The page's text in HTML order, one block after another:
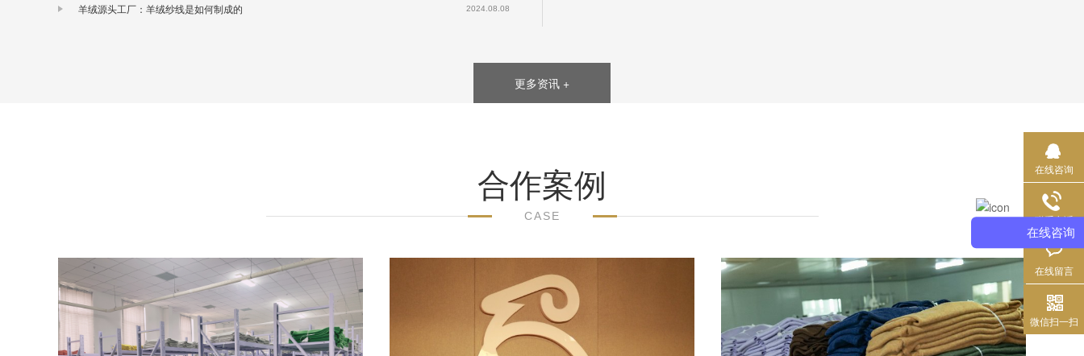
羊绒源头工厂：羊绒纱线是如何制成的 2024.08.08
更多资讯 +
合作案例
CASE
在线咨询
联系电话
在线留言
微信扫一扫
在线咨询